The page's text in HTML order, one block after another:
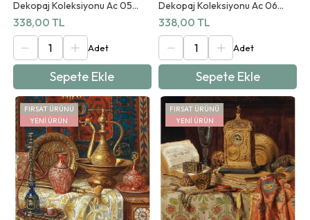
Dekopaj Koleksiyonu Ac 05
90x125cm
338,00 TL
Sepete Ekle
Dekopaj Koleksiyonu Ac 06
90x125cm
338,00 TL
Sepete Ekle
YENI ÜRÜN
FIRSAT ÜRÜNÜ
YENI ÜRÜN
FIRSAT ÜRÜNÜ